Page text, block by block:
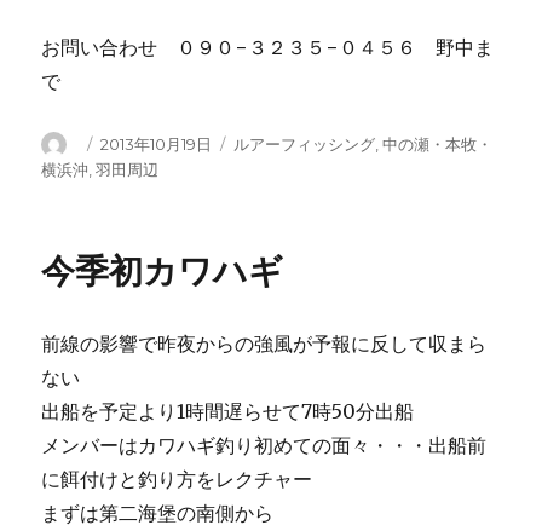
お問い合わせ ０９０−３２３５−０４５６ 野中ま
で
投
稿
投
稿
2013年10月19日
カ
ルアーフィッシング ,中の瀬・本牧・
横浜沖 ,羽田周辺
今季初カワハギ
前線の影響で昨夜からの強風が予報に反して収まら
ない
出船を予定より1時間遅らせて7時50分出船
メンバーはカワハギ釣り初めての面々・・・出船前
に餌付けと釣り方をレクチャー
まずは第二海堡の南側から